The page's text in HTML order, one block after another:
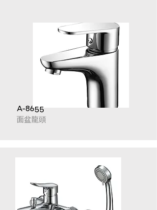
A-8655
面盆龍頭